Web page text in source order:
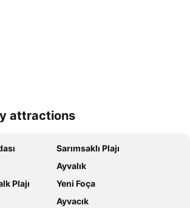
attractions
Sarımsaklı Plajı
Ayvalık
Plajı
Yeni Foça
Ayvacık